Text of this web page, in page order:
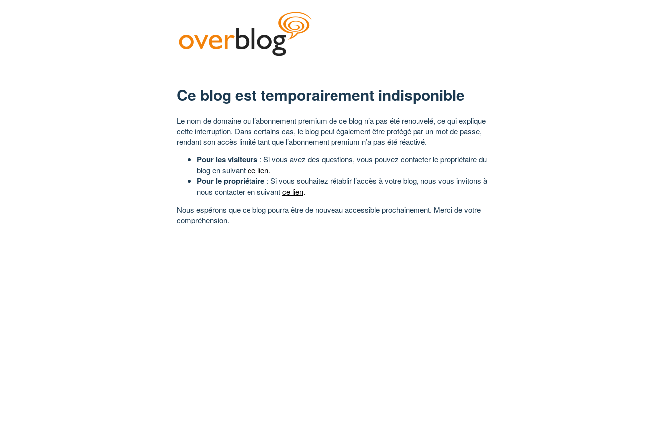
Ce blog est temporairement indisponible
Le nom de domaine ou l’abonnement premium de ce blog n’a pas été renouvelé, ce qui explique
cette interruption. Dans certains cas, le blog peut également être protégé par un mot de passe,
rendant son accès limité tant que l’abonnement premium n’a pas été réactivé.
Pour les visiteurs : Si vous avez des questions, vous pouvez contacter le propriétaire du
blog en suivantce lien.
Pour le propriétaire : Si vous souhaitez rétablir l’accès à votre blog, nous vous invitons à
nous contacter en suivantce lien.
Nous espérons que ce blog pourra être de nouveau accessible prochainement. Merci de votre
compréhension.